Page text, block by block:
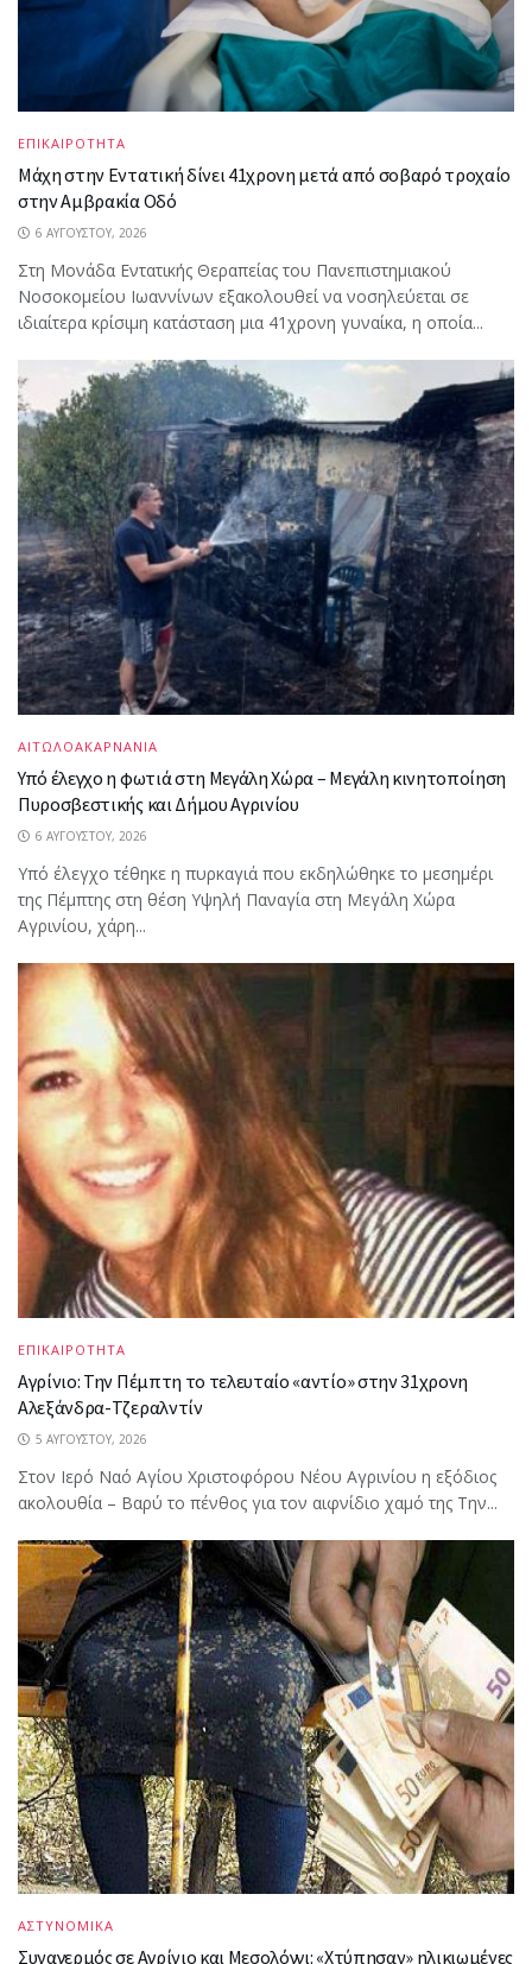
ΕΠΙΚΑΙΡΟΤΗΤΑ
Μάχη στην Εντατική δίνει 41χρονη μετά από σοβαρό τροχαίο
στην Αμβρακία Οδό
6 ΑΥΓΟΎΣΤΟΥ, 2026
Στη Μονάδα Εντατικής Θεραπείας του Πανεπιστημιακού
Νοσοκομείου Ιωαννίνων εξακολουθεί να νοσηλεύεται σε
ιδιαίτερα κρίσιμη κατάσταση μια 41χρονη γυναίκα, η οποία...
ΑΙΤΩΛΟΑΚΑΡΝΑΝΙΑ
Υπό έλεγχο η φωτιά στη Μεγάλη Χώρα – Μεγάλη κινητοποίηση
Πυροσβεστικής και Δήμου Αγρινίου
6 ΑΥΓΟΎΣΤΟΥ, 2026
Υπό έλεγχο τέθηκε η πυρκαγιά που εκδηλώθηκε το μεσημέρι
της Πέμπτης στη θέση Υψηλή Παναγία στη Μεγάλη Χώρα
Αγρινίου, χάρη...
ΕΠΙΚΑΙΡΟΤΗΤΑ
Αγρίνιο: Την Πέμπτη το τελευταίο «αντίο» στην 31χρονη
Αλεξάνδρα-Τζεραλντίν
5 ΑΥΓΟΎΣΤΟΥ, 2026
Στον Ιερό Ναό Αγίου Χριστοφόρου Νέου Αγρινίου η εξόδιος
ακολουθία – Βαρύ το πένθος για τον αιφνίδιο χαμό της Την...
ΑΣΤΥΝΟΜΙΚΑ
Συναγερμός σε Αγρίνιο και Μεσολόγγι: «Χτύπησαν» ηλικιωμένες